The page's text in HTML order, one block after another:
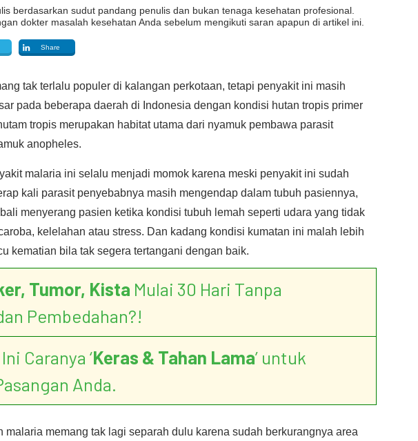
berdasarkan sudut pandang penulis dan bukan tenaga kesehatan profesional.
dokter masalah kesehatan Anda sebelum mengikuti saran apapun di artikel ini.
Share
tak terlalu populer di kalangan perkotaan, tetapi penyakit ini masih
pada beberapa daerah di Indonesia dengan kondisi hutan tropis primer
tropis merupakan habitat utama dari nyamuk pembawa parasit
anopheles.
malaria ini selalu menjadi momok karena meski penyakit ini sudah
kali parasit penyebabnya masih mengendap dalam tubuh pasiennya,
menyerang pasien ketika kondisi tubuh lemah seperti udara yang tidak
kelelahan atau stress. Dan kadang kondisi kumatan ini malah lebih
kematian bila tak segera tertangani dengan baik.
Tumor, Kista Mulai 30 Hari Tanpa
Pembedahan?!
Caranya ‘Keras & Tahan Lama’ untuk
Anda.
malaria memang tak lagi separah dulu karena sudah berkurangnya area